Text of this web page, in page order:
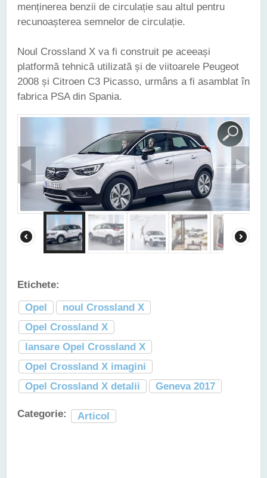
menținerea benzii de circulație sau altul pentru
recunoașterea semnelor de circulație.
Noul Crossland X va fi construit pe aceeași
platformă tehnică utilizată și de viitoarele Peugeot
2008 și Citroen C3 Picasso, urmâns a fi asamblat în
fabrica PSA din Spania.
Etichete:
Opel
noul Crossland X
Opel Crossland X
lansare Opel Crossland X
Opel Crossland X imagini
Opel Crossland X detalii
Geneva 2017
Categorie: Articol